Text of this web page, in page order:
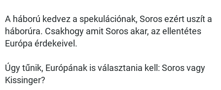
A háború kedvez a spekulációnak, Soros ezért uszít a
háborúra. Csakhogy amit Soros akar, az ellentétes
Európa érdekeivel.
Úgy tűnik, Európának is választania kell: Soros vagy
Kissinger?